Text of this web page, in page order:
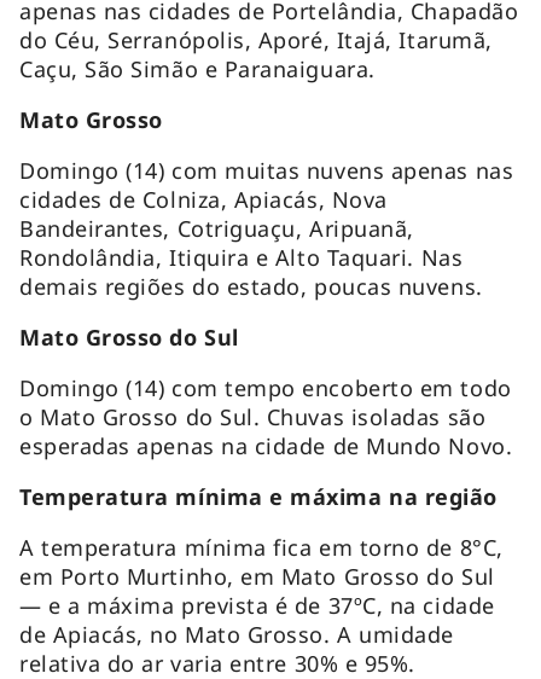
apenas nas cidades de Portelândia, Chapadão
do Céu, Serranópolis, Aporé, Itajá, Itarumã,
Caçu, São Simão e Paranaiguara.
Mato Grosso
Domingo (14) com muitas nuvens apenas nas
cidades de Colniza, Apiacás, Nova
Bandeirantes, Cotriguaçu, Aripuanã,
Rondolândia, Itiquira e Alto Taquari. Nas
demais regiões do estado, poucas nuvens.
Mato Grosso do Sul
Domingo (14) com tempo encoberto em todo
o Mato Grosso do Sul. Chuvas isoladas são
esperadas apenas na cidade de Mundo Novo.
Temperatura mínima e máxima na região
A temperatura mínima fica em torno de 8°C,
em Porto Murtinho, em Mato Grosso do Sul
— e a máxima prevista é de 37ºC, na cidade
de Apiacás, no Mato Grosso. A umidade
relativa do ar varia entre 30% e 95%.